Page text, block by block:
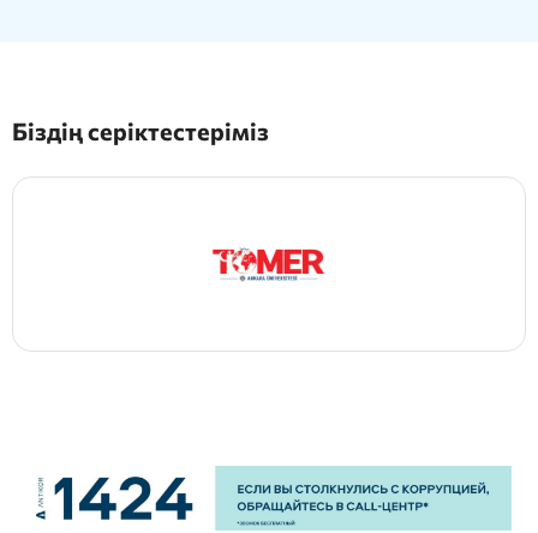
Біздің серіктестеріміз